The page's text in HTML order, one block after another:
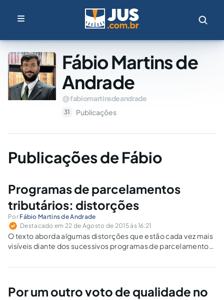
Fábio Martins de
Andrade
fabiomartinsdeandrade
31 Publicações
Publicações de Fábio
Programas de parcelamentos
tributários: distorções
Por Fábio Martins de Andrade
Destacado em 22 de Agosto de 2015 às 16:21
O texto aborda algumas distorções que estão cada vez mais
visíveis diante dos sucessivos programas de parcelamentos,
sistema tributário brasileiro.
Por um outro voto de qualidade no